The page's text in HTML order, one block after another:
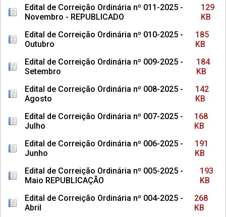
Edital de Correição Ordinária nº 011-2025 -
Novembro - REPUBLICADO
129
KB
Edital de Correição Ordinária nº 010-2025 -
Outubro
185
KB
Edital de Correição Ordinária nº 009-2025 -
Setembro
184
KB
Edital de Correição Ordinária nº 008-2025 -
Agosto
142
KB
Edital de Correição Ordinária nº 007-2025 -
Julho
168
KB
Edital de Correição Ordinária nº 006-2025 -
Junho
191
KB
Edital de Correição Ordinária nº 005-2025 -
Maio REPUBLICAÇÃO
193
KB
Edital de Correição Ordinária nº 004-2025 -
Abril
268
KB